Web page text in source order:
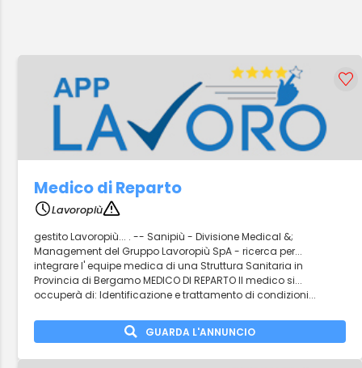
Medico di Reparto
Lavoropiù
gestito Lavoropiù... . -- Sanipiù - Divisione Medical &;
Management del Gruppo Lavoropiù SpA - ricerca per...
integrare l' equipe medica di una Struttura Sanitaria in
Provincia di Bergamo MEDICO DI REPARTO Il medico si...
occuperà di: Identificazione e trattamento di condizioni...
GUARDA L'ANNUNCIO